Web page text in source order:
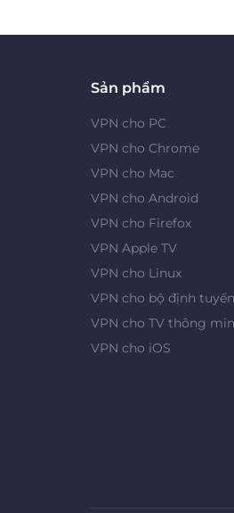
Sản phẩm
VPN cho PC
VPN cho Chrome
VPN cho Mac
VPN cho Android
VPN cho Firefox
VPN Apple TV
VPN cho Linux
VPN cho bộ định tuyến
VPN cho TV thông
VPN cho iOS